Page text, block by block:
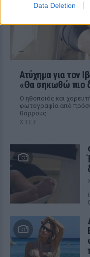
Data Deletion
Ατύχημα για τον
«Θα σηκωθώ πιο
Ο ηθοποιός και
φωτογραφία από
θάρρους
ΧΤΕΣ